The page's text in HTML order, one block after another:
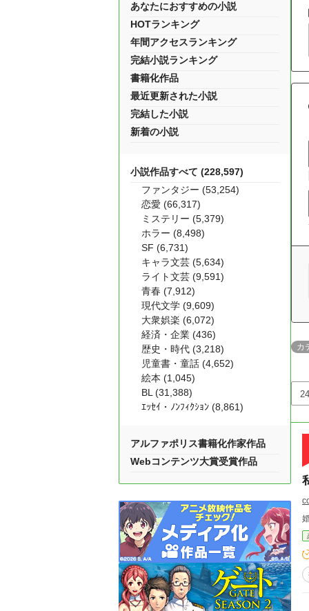
カ
あなたにおすすめの小説
HOTランキング
年間アクセスランキング
完結小説ランキング
書籍化作品
最近更新された小説
完結した小説
新着の小説
小説作品すべて (228,597)
ファンタジー (53,254)
恋愛 (66,317)
ミステリー (5,379)
ホラー (8,498)
SF (6,731)
キャラ文芸 (5,634)
ライト文芸 (9,591)
青春 (7,912)
現代文学 (9,609)
大衆娯楽 (6,072)
経済・企業 (436)
歴史・時代 (3,218)
児童書・童話 (4,652)
絵本 (1,045)
BL (31,388)
ｴｯｾｲ・ﾉﾝﾌｨｸｼｮﾝ (8,861)
アルファポリス書籍化作家作品
Webコンテンツ大賞受賞作品